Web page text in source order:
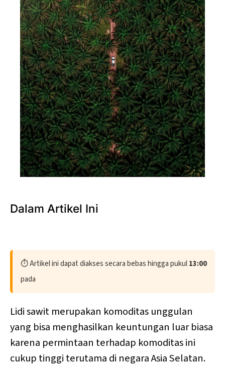
Dalam Artikel Ini
⏱️ Artikel ini dapat diakses secara bebas hingga pukul13:00
pada
Lidi sawit merupakan komoditas unggulan
yang bisa menghasilkan keuntungan luar biasa
karena permintaan terhadap komoditas ini
cukup tinggi terutama di negara Asia Selatan.